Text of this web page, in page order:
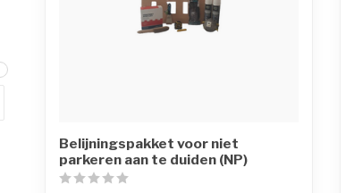
Belijningspakket voor niet
parkeren aan te duiden (NP)